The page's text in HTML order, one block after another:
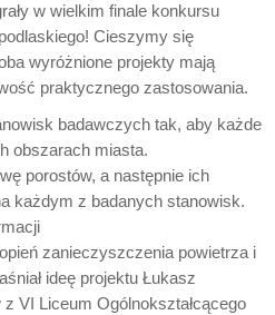
w wielkim finale konkursu
Cieszymy się
wyróżnione projekty mają
praktycznego zastosowania.
badawczych tak, aby każde
obszarach miasta.
porostów, a następnie ich
każdym z badanych stanowisk.
zanieczyszczenia powietrza i
ideę projektu Łukasz
VI Liceum Ogólnokształcącego